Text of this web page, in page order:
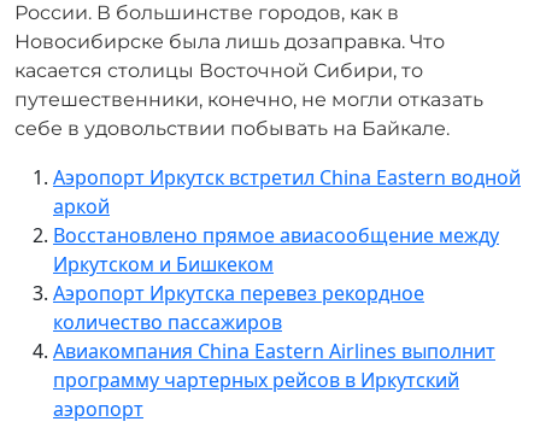
России. В большинстве городов, как в
Новосибирске была лишь дозаправка. Что
касается столицы Восточной Сибири, то
путешественники, конечно, не могли отказать
себе в удовольствии побывать на Байкале.
Аэропорт Иркутск встретил China Eastern водной
аркой
Восстановлено прямое авиасообщение между
Иркутском и Бишкеком
Аэропорт Иркутска перевез рекордное
количество пассажиров
Авиакомпания China Eastern Airlines выполнит
программу чартерных рейсов в Иркутский
аэропорт